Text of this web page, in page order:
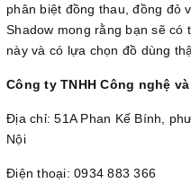
phân biệt đồng thau, đồng đỏ
Shadow mong rằng bạn sẽ
này và có lựa chọn đồ dùng
Công ty TNHH Công nghệ
Địa chỉ: 51A Phan Kế Bính,
Nội
Điện thoại: 0934 883 366